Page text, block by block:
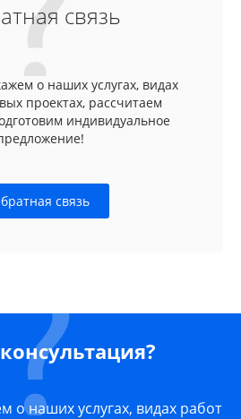
связь
о наших услугах, видах
проектах, рассчитаем
индивидуальное
связь
о наших услугах, видах работ